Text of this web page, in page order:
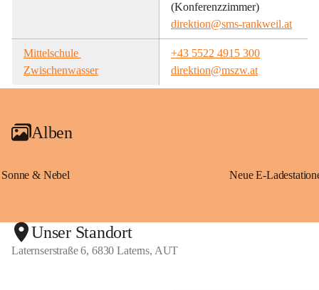
(Konferenzzimmer)
direktion@sms-rankweil.at
Mittelschule
Zwischenwasser
+43 5522 4915 300
direktion@mszw.at
Alben
Sonne & Nebel
Unser Standort
Laternserstraße 6, 6830 Laterns, AUT